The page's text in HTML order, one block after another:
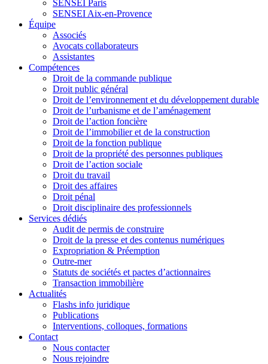
SENSEI Paris
SENSEI Aix-en-Provence
Équipe
Associés
Avocats collaborateurs
Assistantes
Compétences
Droit de la commande publique
Droit public général
Droit de l’environnement et du développement durable
Droit de l’urbanisme et de l’aménagement
Droit de l’action foncière
Droit de l’immobilier et de la construction
Droit de la fonction publique
Droit de la propriété des personnes publiques
Droit de l’action sociale
Droit du travail
Droit des affaires
Droit pénal
Droit disciplinaire des professionnels
Services dédiés
Audit de permis de construire
Droit de la presse et des contenus numériques
Expropriation & Préemption
Outre-mer
Statuts de sociétés et pactes d’actionnaires
Transaction immobilière
Actualités
Flashs info juridique
Publications
Interventions, colloques, formations
Contact
Nous contacter
Nous rejoindre